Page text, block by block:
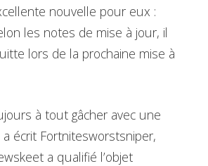
nouvelle pour eux :
les notes de mise à jour, il
lors de la prochaine mise à
à tout gâcher avec une
a écrit Fortnitesworstsniper,
a qualifié l’objet